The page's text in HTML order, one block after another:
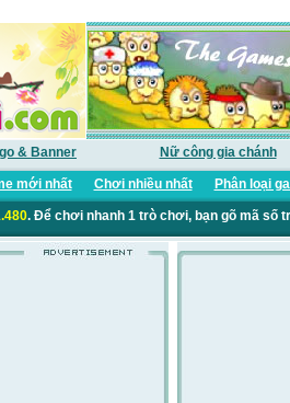
& Banner Nữ công gia chánh
mới nhất Chơi nhiều nhất Phân loại
. Để chơi nhanh 1 trò chơi, bạn gõ mã số